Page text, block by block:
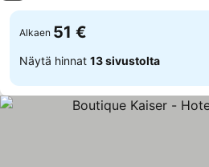
Alkaen 51 €
Näytä hinnat 13 sivustolta